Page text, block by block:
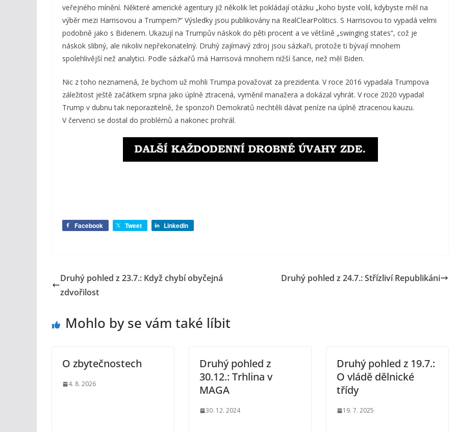
veřejného mínění. Některé americké agentury již několik let pokládají otázku „koho byste volil, kdybyste měl na
výběr mezi Harrisovou a Trumpem?“ Výsledky jsou publikovány na RealClearPolitics. S Harrisovou to vypadá velmi
podobně jako s Bidenem. Ukazují na Trumpův náskok do pěti procent a ve většině „swinging states“, což je
náskok slibný, ale nikoliv nepřekonatelný. Druhý zajímavý zdroj jsou sázkaři, protože ti bývají mnohem
spolehlivější než analytici. Podle sázkařů má Harrisová mnohem nižší šance, než měl Biden.
Nic z toho neznamená, že bychom už mohli Trumpa považovat za prezidenta. V roce 2016 vypadala Trumpova
záležitost ještě začátkem srpna jako úplně ztracená, vyměnil manažera a dokázal vyhrát. V roce 2020 vypadal
Trump v dubnu tak neporazitelně, že sponzoři Demokratů nechtěli dávat peníze na úplně ztracenou kauzu.
V červenci se dostal do problémů a nakonec prohrál.
Facebook Tweet LinkedIn
Druhý pohled z 23.7.: Když chybí obyčejná
zdvořilost
Druhý pohled z 24.7.: Střízliví Republikáni
Mohlo by se vám také líbit
O zbytečnostech
4. 8. 2026
Druhý pohled z
30.12.: Trhlina v
MAGA
30. 12. 2024
Druhý pohled z 19.7.:
O vládě dělnické
třídy
19. 7. 2025